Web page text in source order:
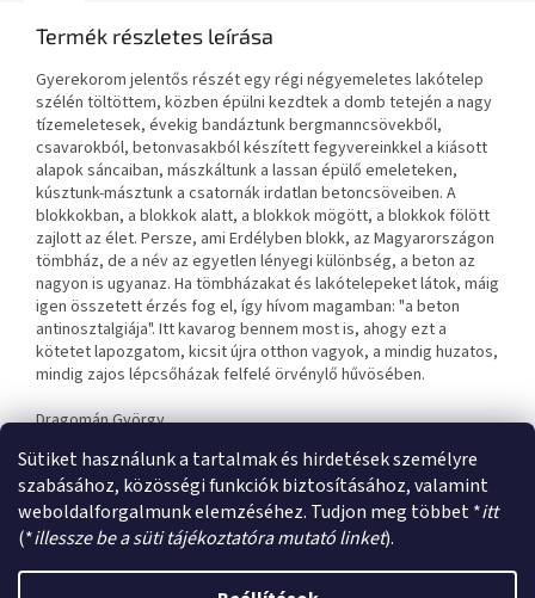
Sütiket használunk a tartalmak és hirdetések személyre
szabásához, közösségi funkciók biztosításához, valamint
weboldalforgalmunk elemzéséhez. Tudjon meg többet *itt
(*illessze be a süti tájékoztatóra mutató linket).
Termék részletes leírása
Gyerekorom jelentős részét egy régi négyemeletes lakótelep
szélén töltöttem, közben épülni kezdtek a domb tetején a nagy
tízemeletesek, évekig bandáztunk bergmanncsövekből,
csavarokból, betonvasakból készített fegyvereinkkel a kiásott
alapok sáncaiban, mászkáltunk a lassan épülő emeleteken,
kúsztunk-másztunk a csatornák irdatlan betoncsöveiben. A
blokkokban, a blokkok alatt, a blokkok mögött, a blokkok fölött
zajlott az élet. Persze, ami Erdélyben blokk, az Magyarországon
tömbház, de a név az egyetlen lényegi különbség, a beton az
nagyon is ugyanaz. Ha tömbházakat és lakótelepeket látok, máig
igen összetett érzés fog el, így hívom magamban: "a beton
antinosztalgiája". Itt kavarog bennem most is, ahogy ezt a
kötetet lapozgatom, kicsit újra otthon vagyok, a mindig huzatos,
mindig zajos lépcsőházak felfelé örvénylő hűvösében.
Dragomán György